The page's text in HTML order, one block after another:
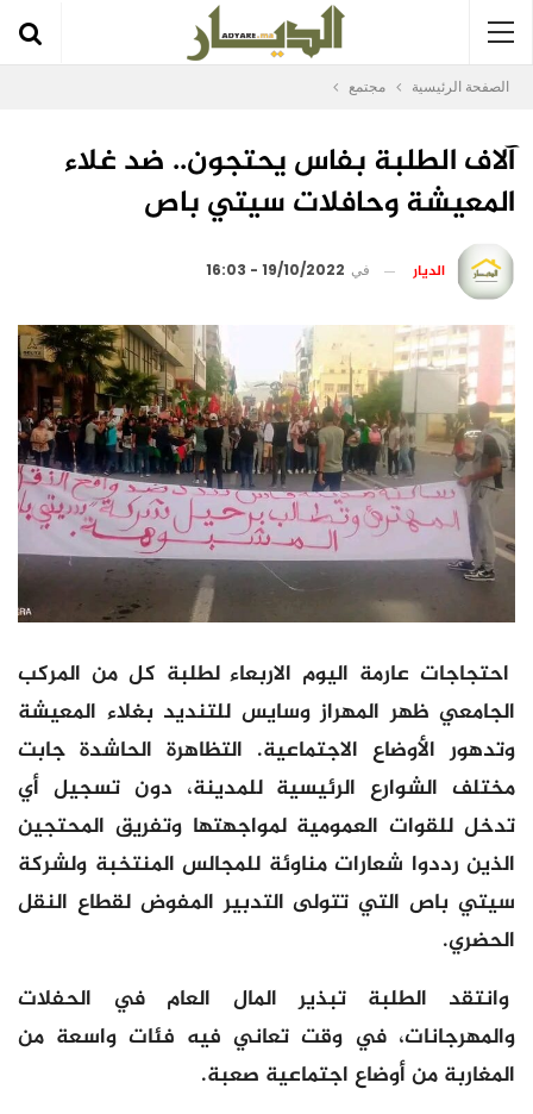
الصفحة الرئيسية مجتمع
آلاف الطلبة بفاس يحتجون.. ضد غلاء
المعيشة وحافلات سيتي باص
الديار في 19/10/2022 - 16:03
احتجاجات عارمة اليوم الاربعاء لطلبة كل من المركب
الجامعي ظهر المهراز وسايس للتنديد بغلاء المعيشة
وتدهور الأوضاع الاجتماعية. التظاهرة الحاشدة جابت
مختلف الشوارع الرئيسية للمدينة، دون تسجيل أي
تدخل للقوات العمومية لمواجهتها وتفريق المحتجين
الذين رددوا شعارات مناوئة للمجالس المنتخبة ولشركة
سيتي باص التي تتولى التدبير المفوض لقطاع النقل
الحضري.
وانتقد الطلبة تبذير المال العام في الحفلات
والمهرجانات، في وقت تعاني فيه فئات واسعة من
المغاربة من أوضاع اجتماعية صعبة.